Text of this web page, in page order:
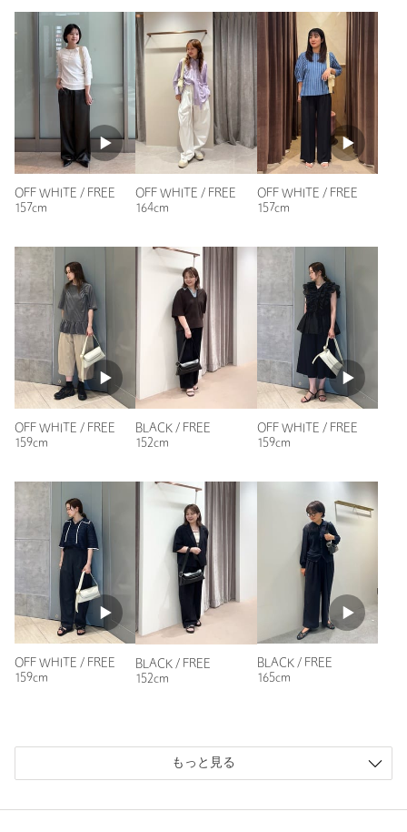
ニックネーム： kn
投稿日： 2025年8月24日
購入カラー：BLACK
可愛い形で収納力もあるので気に入っています！
他の色や形も集めたくなりました♪
性別：女性
身長：152cm
15人が参考になったと回答
参考になった
ニックネーム： me
購入カラー：OFF WHITE
ボディバッグ風にぎりぎりクロスボディにもでき、子どもとの
お出かけにも使えそうと思い購入しました！
まだ使いこなせてない気がしますが、蓋部分にも多少高さがあ
るので取り出しやすさを気にしなければある程度のものが入り
そうです。
性別： 女性
年代：30代前半
身長：158cm
OFF WHITE / FREE
157cm
OFF WHITE / FREE
164cm
OFF WHITE / FREE
157cm
OFF WHITE / FREE
159cm
BLACK / FREE
152cm
OFF WHITE / FREE
159cm
OFF WHITE / FREE
159cm
BLACK / FREE
152cm
BLACK / FREE
165cm
もっと見る